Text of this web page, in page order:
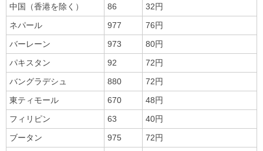
中国（香港を除く）
86
32円
ネパール
977
76円
バーレーン
973
80円
パキスタン
92
72円
バングラデシュ
880
72円
東ティモール
670
48円
フィリピン
63
40円
ブータン
975
72円